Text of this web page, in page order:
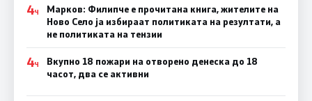
4Ч
Марков: Филипче е прочитана книга, жителите на
Ново Село ја избираат политиката на резултати, а
не политиката на тензии
4Ч
Вкупно 18 пожари на отворено денеска до 18
часот, два се активни